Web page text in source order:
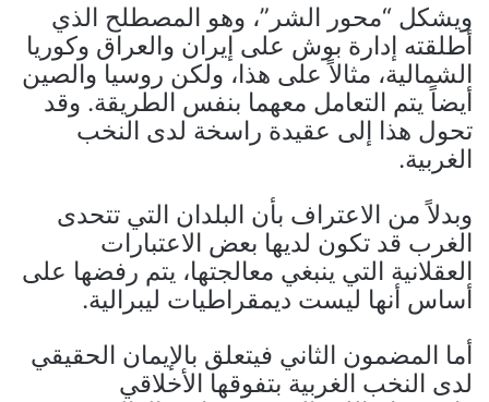
ويشكل “محور الشر”، وهو المصطلح الذي
أطلقته إدارة بوش على إيران والعراق وكوريا
الشمالية، مثالاً على هذا، ولكن روسيا والصين
أيضاً يتم التعامل معهما بنفس الطريقة. وقد
تحول هذا إلى عقيدة راسخة لدى النخب
الغربية.
وبدلاً من الاعتراف بأن البلدان التي تتحدى
الغرب قد تكون لديها بعض الاعتبارات
العقلانية التي ينبغي معالجتها، يتم رفضها على
أساس أنها ليست ديمقراطيات ليبرالية.
أما المضمون الثاني فيتعلق بالإيمان الحقيقي
لدى النخب الغربية بتفوقها الأخلاقي